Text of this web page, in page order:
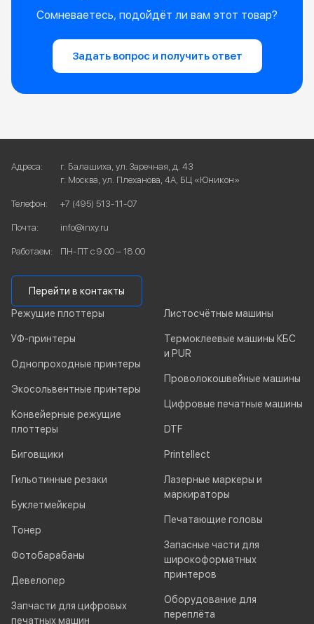
Сомневаетесь, подойдёт ли вам этот товар?
Задать вопрос и получить ответ
Режущие плоттеры
УФ-принтеры
Однопроходные принтеры
Экосольвентные принтеры
Конвейерные режущие
плоттеры
Биговщики
Гильотинные резаки
Буклетмейкеры
Тонер
Фотобарабаны
Девелопер
Запчасти для цифровых
печатных машин
Листосчётные машины
Термоклеевые машины КБС
и PUR
Проволокошвейные машины
Цифровые печатные машины
DTF
Printellect
Лазерные маркеры и
маркираторы
Печатающие головы
Запасные части для
широкоформатных
принтеров
Оборудование для
переплёта
Адреса:
г. Балашиха, ул. Заречная, д. 43
г. Москва, ул. Плеханова, 4А, БЦ «Юникон»
Телефон: +7 (495) 513-11-07
Почта: info@inxy.ru
Работаем: ПН-ПТ с 9.00 – 18.00
Перейти в контакты